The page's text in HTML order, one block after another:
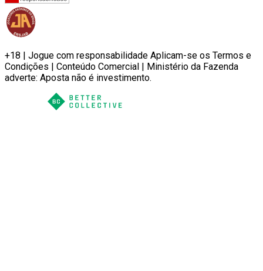
+18 | Jogue com responsabilidade Aplicam-se os Termos e
Condições | Conteúdo Comercial | Ministério da Fazenda
adverte: Aposta não é investimento.